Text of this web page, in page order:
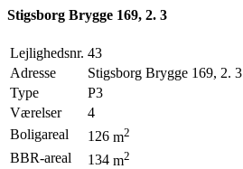
Stigsborg Brygge 169, 2. 3
Lejlighedsnr. 43
Adresse
Stigsborg Brygge 169, 2. 3
Type
P3
Værelser
4
Boligareal
126 m2
BBR-areal 134 m2